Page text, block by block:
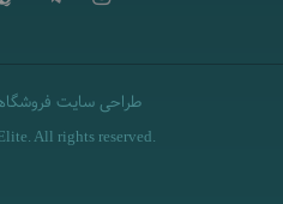
طراحی سایت
All rights reserved.